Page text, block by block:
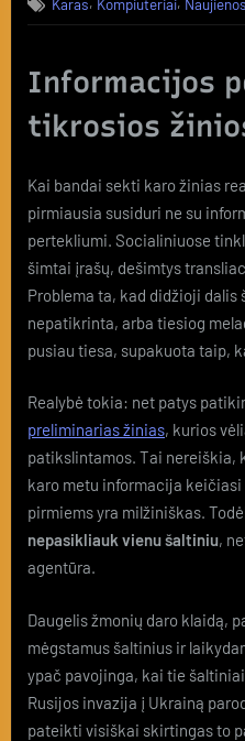
Karas Kompiuteriai Naujienos
Informacijos
tikrosios
Kai bandai sekti karo žinias
pirmiausia susiduri ne su
pertekliumi. Socialiniuose
šimtai įrašų, dešimtys
Problema ta, kad didžioji dalis
nepatikrinta, arba tiesiog
pusiau tiesa, supakuota taip,
Realybė tokia: net patys
preliminarias žinias, kurios
patikslintamos. Tai nereiškia,
karo metu informacija
pirmiems yra milžiniškas.
nepasikliauk vienu šaltiniu,
agentūra.
Daugelis žmonių daro klaidą,
mėgstamus šaltinius ir
ypač pavojinga, kai tie
Rusijos invazija į Ukrainą
pateikti visiškai skirtingas to